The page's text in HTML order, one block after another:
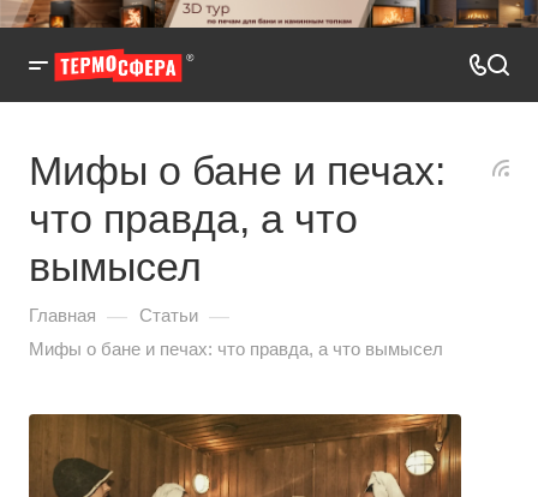
Мифы о бане и печах:
что правда, а что
вымысел
Главная — Статьи —
Мифы о бане и печах: что правда, а что вымысел